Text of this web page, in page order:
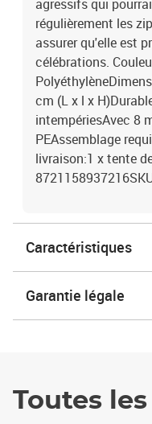
agressifs qui
régulièrement les
assurer qu'elle est
célébrations.
cm (L x l x
intempériesAvec 8
PEAssemblage
livraison:1 x tente
Caractéristiques
Garantie légale
Toutes